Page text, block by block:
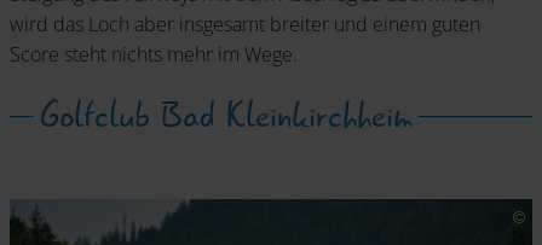
wird das Loch aber insgesamt breiter und einem guten
Score steht nichts mehr im Wege.
Golfclub Bad Kleinkirchheim